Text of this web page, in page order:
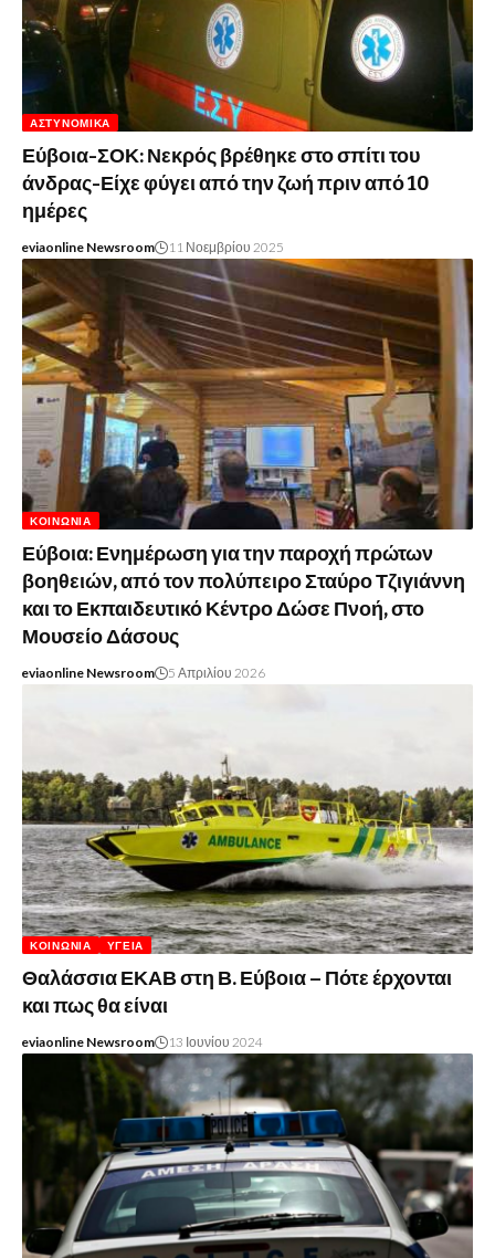
ΑΣΤΥΝΟΜΙΚΆ
Εύβοια-ΣΟΚ: Νεκρός βρέθηκε στο σπίτι του
άνδρας-Είχε φύγει από την ζωή πριν από 10
ημέρες
eviaonline Newsroom 11 Νοεμβρίου 2025
ΚΟΙΝΩΝΊΑ
Εύβοια: Ενημέρωση για την παροχή πρώτων
βοηθειών, από τον πολύπειρο Σταύρο Τζιγιάννη
και το Εκπαιδευτικό Κέντρο Δώσε Πνοή, στο
Μουσείο Δάσους
eviaonline Newsroom 5 Απριλίου 2026
ΚΟΙΝΩΝΊΑ ΥΓΕΊΑ
Θαλάσσια ΕΚΑΒ στη Β. Εύβοια – Πότε έρχονται
και πως θα είναι
eviaonline Newsroom 13 Ιουνίου 2024